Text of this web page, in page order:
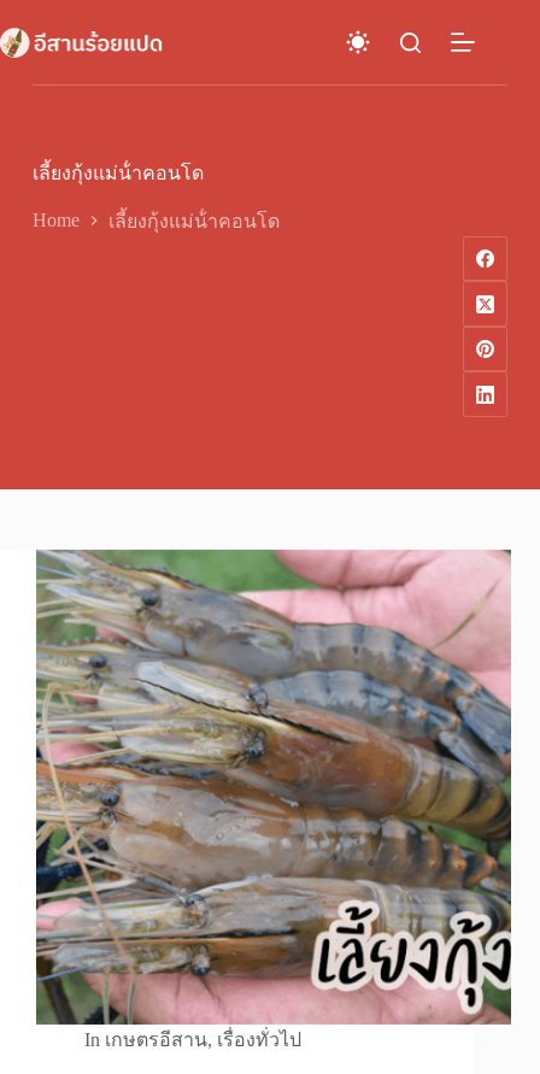
to
content
เลี้ยงกุ้งแม่น้ําคอนโด
Home เลี้ยงกุ้งแม่น้ําคอนโด
In เกษตรอีสาน, เรื่องทั่วไป